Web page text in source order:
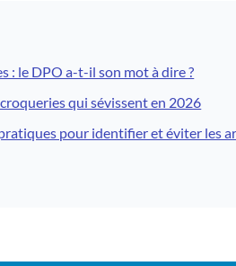
: le DPO a-t-il son mot à dire ?
qui sévissent en 2026
pour identifier et éviter les